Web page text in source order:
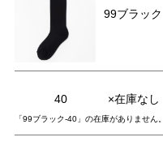
99ブラック
40 ×在庫なし
「99ブラック-40」の在庫がありません。